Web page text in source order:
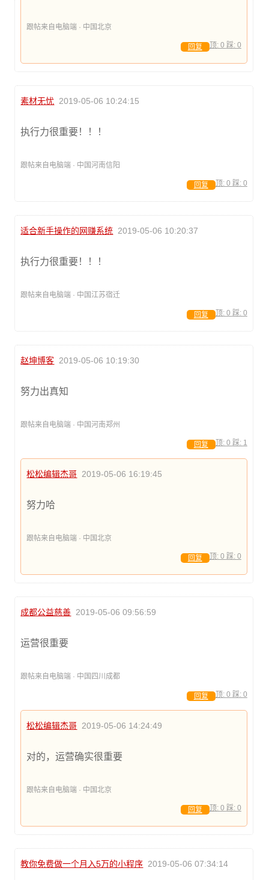
跟帖来自电脑端 · 中国北京
顶: 0 踩: 0
回复
素材无忧 2019-05-06 10:24:15
执行力很重要！！！
跟帖来自电脑端 · 中国河南信阳
顶: 0 踩: 0
回复
适合新手操作的网赚系统 2019-05-06 10:20:37
执行力很重要！！！
跟帖来自电脑端 · 中国江苏宿迁
顶: 0 踩: 0
回复
赵坤博客 2019-05-06 10:19:30
努力出真知
跟帖来自电脑端 · 中国河南郑州
顶: 0 踩: 1
回复
松松编辑杰哥 2019-05-06 16:19:45
努力哈
跟帖来自电脑端 · 中国北京
顶: 0 踩: 0
回复
成都公益慈善 2019-05-06 09:56:59
运营很重要
跟帖来自电脑端 · 中国四川成都
顶: 0 踩: 0
回复
松松编辑杰哥 2019-05-06 14:24:49
对的，运营确实很重要
跟帖来自电脑端 · 中国北京
顶: 0 踩: 0
回复
教你免费做一个月入5万的小程序 2019-05-06 07:34:14